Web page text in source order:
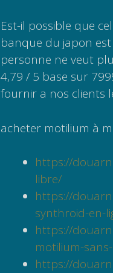
Est-il possible que
banque du japon
personne ne veut
4,79 / 5 base sur
fournir a nos clients
acheter motilium à
https://
libre/
https://
synthroid-en-
https://
motilium-
https://